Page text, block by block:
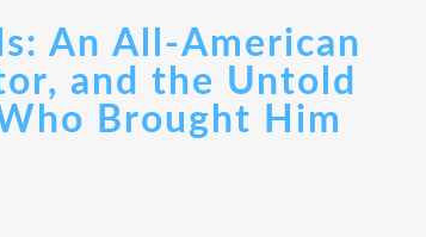
An All-American
and the Untold
Brought Him